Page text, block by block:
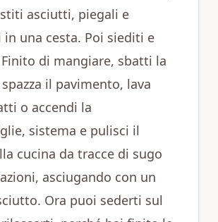
asciutti, piegali e
in una cesta. Poi siediti e
di mangiare, sbatti la
il pavimento, lava
o accendi la
sistema e pulisci il
cucina da tracce di sugo
asciugando con un
Ora puoi sederti sul